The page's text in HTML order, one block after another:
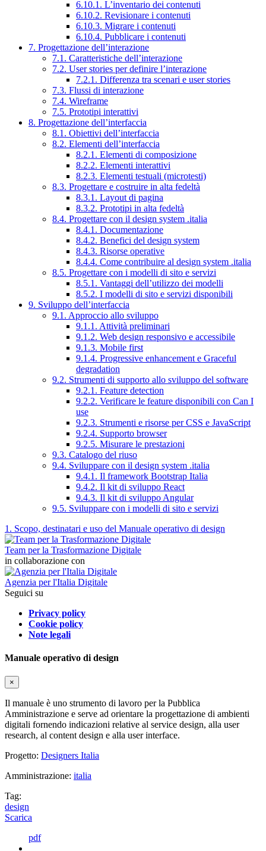
6.10.1. L’inventario dei contenuti
6.10.2. Revisionare i contenuti
6.10.3. Migrare i contenuti
6.10.4. Pubblicare i contenuti
7. Progettazione dell’interazione
7.1. Caratteristiche dell’interazione
7.2. User stories per definire l’interazione
7.2.1. Differenza tra scenari e user stories
7.3. Flussi di interazione
7.4. Wireframe
7.5. Prototipi interattivi
8. Progettazione dell’interfaccia
8.1. Obiettivi dell’interfaccia
8.2. Elementi dell’interfaccia
8.2.1. Elementi di composizione
8.2.2. Elementi interattivi
8.2.3. Elementi testuali (microtesti)
8.3. Progettare e costruire in alta fedeltà
8.3.1. Layout di pagina
8.3.2. Prototipi in alta fedeltà
8.4. Progettare con il design system .italia
8.4.1. Documentazione
8.4.2. Benefici del design system
8.4.3. Risorse operative
8.4.4. Come contribuire al design system .italia
8.5. Progettare con i modelli di sito e servizi
8.5.1. Vantaggi dell’utilizzo dei modelli
8.5.2. I modelli di sito e servizi disponibili
9. Sviluppo dell’interfaccia
9.1. Approccio allo sviluppo
9.1.1. Attività preliminari
9.1.2. Web design responsivo e accessibile
9.1.3. Mobile first
9.1.4. Progressive enhancement e Graceful
degradation
9.2. Strumenti di supporto allo sviluppo del software
9.2.1. Feature detection
9.2.2. Verificare le feature disponibili con Can I
use
9.2.3. Strumenti e risorse per CSS e JavaScript
9.2.4. Supporto browser
9.2.5. Misurare le prestazioni
9.3. Catalogo del riuso
9.4. Sviluppare con il design system .italia
9.4.1. Il framework Bootstrap Italia
9.4.2. Il kit di sviluppo React
9.4.3. Il kit di sviluppo Angular
9.5. Sviluppare con i modelli di sito e servizi
1. Scopo, destinatari e uso del Manuale operativo di design
Team per la Trasformazione Digitale
in collaborazione con
Agenzia per l'Italia Digitale
Seguici su
Privacy policy
Cookie policy
Note legali
Manuale operativo di design
×
Il manuale è uno strumento di lavoro per la Pubblica
Amministrazione e serve ad orientare la progettazione di ambienti
digitali fornendo indicazioni relative al service design, alla user
research, al content design e alla user interface.
Progetto: Designers Italia
Amministrazione: italia
Tag:
design
Scarica
pdf